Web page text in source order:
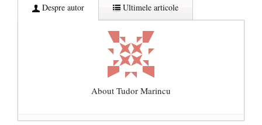
Despre autor Ultimele articole
About Tudor Marincu